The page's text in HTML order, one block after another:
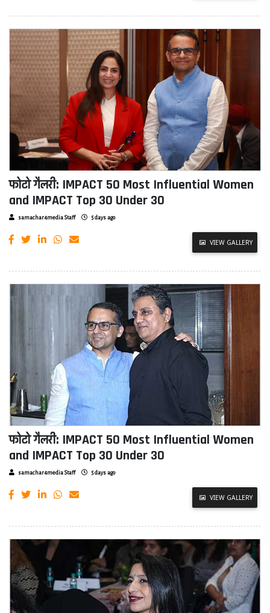
फोटो गैलरी: IMPACT 50 Most Influential Women
and IMPACT Top 30 Under 30
samachar4media Staff 5 days ago
VIEW GALLERY
फोटो गैलरी: IMPACT 50 Most Influential Women
and IMPACT Top 30 Under 30
samachar4media Staff 5 days ago
VIEW GALLERY